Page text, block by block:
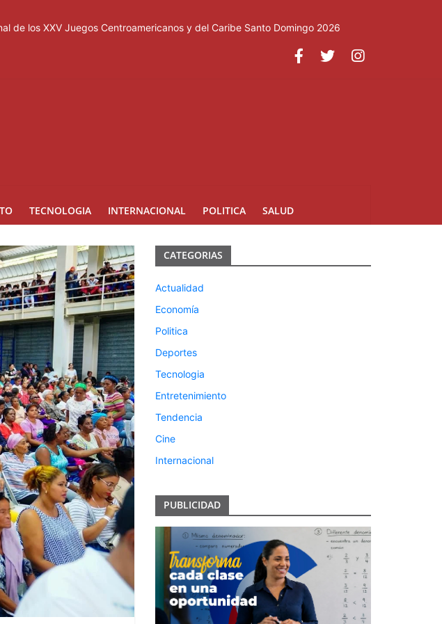
de los XXV Juegos Centroamericanos y del Caribe Santo Domingo 2026
TECNOLOGIA INTERNACIONAL POLITICA SALUD
CATEGORIAS
Actualidad
Economía
Politica
Deportes
Tecnologia
Entretenimiento
Tendencia
Cine
Internacional
PUBLICIDAD